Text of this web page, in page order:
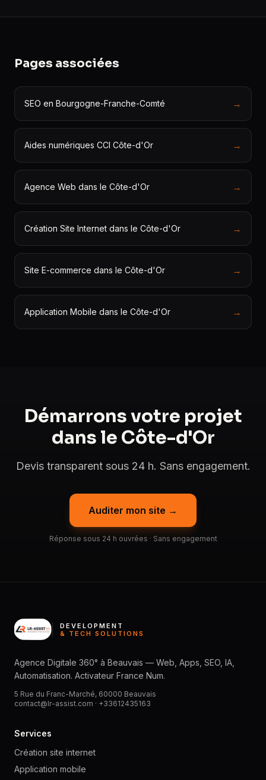
Pages associées
SEO en Bourgogne-Franche-Comté →
Aides numériques CCI Côte-d'Or →
Agence Web dans le Côte-d'Or →
Création Site Internet dans le Côte-d'Or →
Site E-commerce dans le Côte-d'Or →
Application Mobile dans le Côte-d'Or →
Démarrons votre projet
dans le Côte-d'Or
Devis transparent sous 24 h. Sans engagement.
Auditer mon site →
Réponse sous 24 h ouvrées · Sans engagement
DEVELOPMENT
& TECH SOLUTIONS
Agence Digitale 360° à Beauvais — Web, Apps, SEO, IA,
Automatisation. Activateur France Num.
5 Rue du Franc-Marché, 60000 Beauvais
contact@lr-assist.com · +33612435163
Services
Création site internet
Application mobile